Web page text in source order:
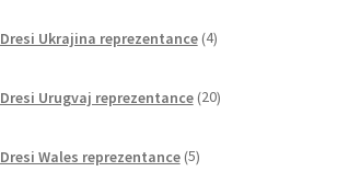
Dresi Ukrajina reprezentance 4izdelki
Dresi Urugvaj reprezentance 20izdelkov
Dresi Wales reprezentance 5izdelkov